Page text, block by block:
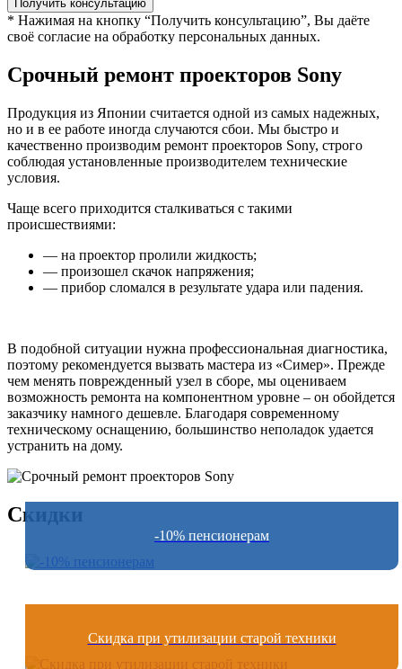
* Нажимая на кнопку “Получить консультацию”, Вы даёте
своё согласие на обработку персональных данных.
Срочный ремонт проекторов Sony
Продукция из Японии считается одной из самых надежных,
но и в ее работе иногда случаются сбои. Мы быстро и
качественно производим ремонт проекторов Sony, строго
соблюдая установленные производителем технические
условия.
Чаще всего приходится сталкиваться с такими
происшествиями:
— на проектор пролили жидкость;
— произошел скачок напряжения;
— прибор сломался в результате удара или падения.
В подобной ситуации нужна профессиональная диагностика,
поэтому рекомендуется вызвать мастера из «Симер». Прежде
чем менять поврежденный узел в сборе, мы оцениваем
возможность ремонта на компонентном уровне – он обойдется
заказчику намного дешевле. Благодаря современному
техническому оснащению, большинство неполадок удается
устранить на дому.
Скидки
-10% пенсионерам
Скидка при утилизации старой техники